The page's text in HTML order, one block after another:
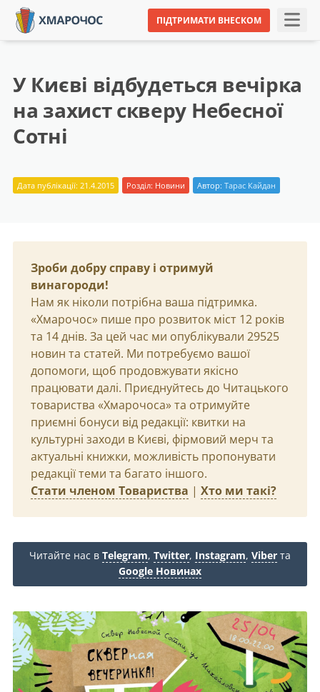
ПІДТРИМАТИ ВНЕСКОМ
У Києві відбудеться вечірка
на захист скверу Небесної
Сотні
Дата публікації: 21.4.2015 Розділ: Новини Автор: Тарас Кайдан
Зроби добру справу і отримуй
винагороди!
Нам як ніколи потрібна ваша підтримка.
«Хмарочос» пише про розвиток міст 12 років
та 14 днів. За цей час ми опублікували 29525
новин та статей. Ми потребуємо вашої
допомоги, щоб продовжувати якісно
працювати далі. Приєднуйтесь до Читацького
товариства «Хмарочоса» та отримуйте
приємні бонуси від редакції: квитки на
культурні заходи в Києві, фірмовий мерч та
актуальні книжки, можливість пропонувати
редакції теми та багато іншого.
Стати членом Товариства | Хто ми такі?
Читайте нас в Telegram, Twitter, Instagram, Viber та
Google Новинах